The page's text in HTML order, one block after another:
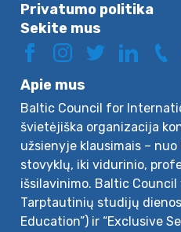
Privatumo politika
Sekite mus
Apie mus
Baltic Council for
švietėjiška organizacija
užsienyje klausimais –
stovyklų, iki vidurinio,
išsilavinimo. Baltic
Tarptautinių studijų
Education”) ir “Exclusive